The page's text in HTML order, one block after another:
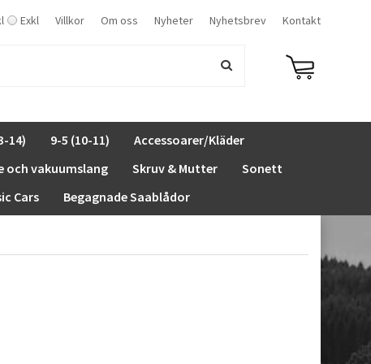
Exkl Villkor Om oss Nyheter Nyhetsbrev Kontakt
14) 9-5 (10-11)
Accessoarer/Kläder
och vakuumslang Skruv & Mutter
Sonett
Cars Begagnade Saablådor